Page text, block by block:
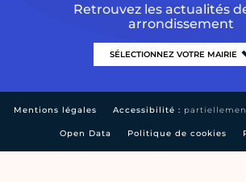
Retrouvez les actualités
arrondissement
Mentions légales Accessibilité :
Open Data Politique de cookies